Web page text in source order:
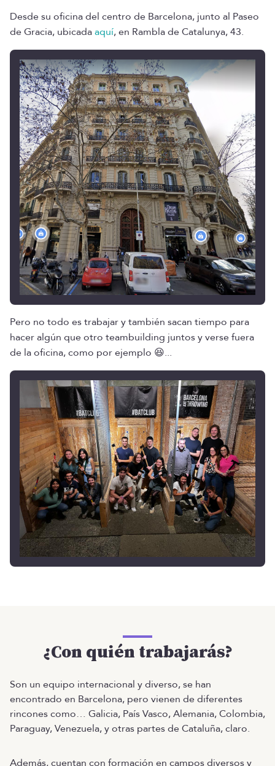
Desde su oficina del centro de Barcelona, junto al Paseo
de Gracia, ubicadaaquí, en Rambla de Catalunya, 43.
Pero no todo es trabajar y también sacan tiempo para
hacer algún que otro teambuilding juntos y verse fuera
de la oficina, como por ejemplo 😆...
¿Con quién trabajarás?
Son un equipo internacional y diverso, se han
encontrado en Barcelona, pero vienen de diferentes
rincones como… Galicia, País Vasco, Alemania, Colombia,
Paraguay, Venezuela, y otras partes de Cataluña, claro.
Además, cuentan con formación en campos diversos y